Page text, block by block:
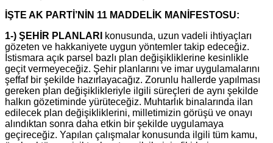
İŞTE AK PARTİ’NİN 11 MADDELİK MANİFESTOSU:
1-) ŞEHİR PLANLARI
konusunda, uzun vadeli ihtiyaçları
gözeten ve hakkaniyete uygun yöntemler takip edeceğiz.
İstismara açık parsel bazlı plan değişikliklerine kesinlikle
geçit vermeyeceğiz. Şehir planlarını ve imar uygulamalarını
şeffaf bir şekilde hazırlayacağız. Zorunlu hallerde yapılması
gereken plan değişiklikleriyle ilgili süreçleri de aynı şekilde
halkın gözetiminde yürüteceğiz. Muhtarlık binalarında ilan
edilecek plan değişikliklerini, milletimizin görüşü ve onayı
alındıktan sonra daha etkin bir şekilde uygulamaya
geçireceğiz. Yapılan çalışmalar konusunda ilgili tüm kamu,